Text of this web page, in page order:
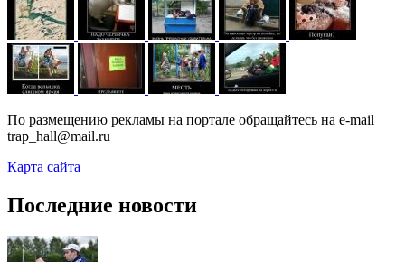
По размещению рекламы на портале обращайтесь на e-mail
trap_hall@mail.ru
Карта сайта
Последние новости